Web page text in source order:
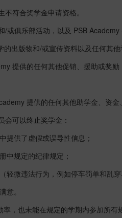
符合奖学金申请资格。
/或俱乐部活动，以及 PSB
的出版物和/或宣传资料以及任何其
提供的任何其他促销、援助或奖
提供的任何其他助学金、资
会可以终止奖学金：
供了虚假或误导性信息；
中规定的纪律规定；
轻微违法行为，例如停车罚单和乱
。
，也未能在规定的学期内参加所有